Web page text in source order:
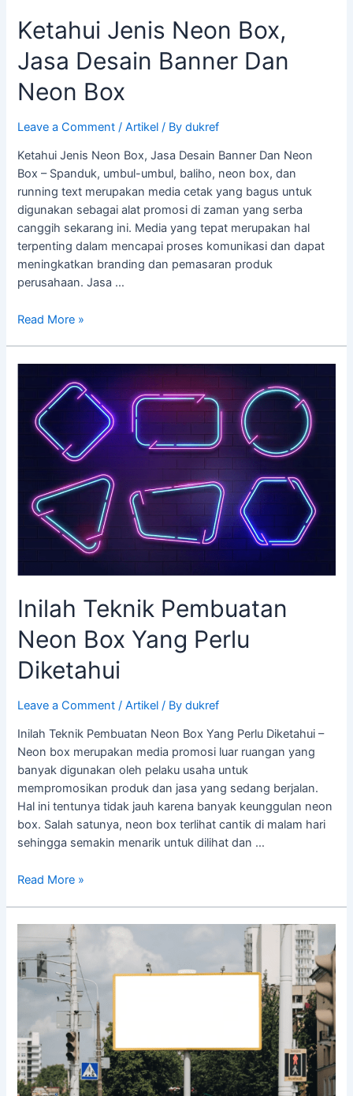
Ketahui Jenis Neon Box,
Jasa Desain Banner Dan
Neon Box
Leave a Comment /Artikel / Bydukref
Ketahui Jenis Neon Box, Jasa Desain Banner Dan Neon
Box – Spanduk, umbul-umbul, baliho, neon box, dan
running text merupakan media cetak yang bagus untuk
digunakan sebagai alat promosi di zaman yang serba
canggih sekarang ini. Media yang tepat merupakan hal
terpenting dalam mencapai proses komunikasi dan dapat
meningkatkan branding dan pemasaran produk
perusahaan. Jasa …
Read More »
Inilah Teknik Pembuatan
Neon Box Yang Perlu
Diketahui
Leave a Comment /Artikel / Bydukref
Inilah Teknik Pembuatan Neon Box Yang Perlu Diketahui –
Neon box merupakan media promosi luar ruangan yang
banyak digunakan oleh pelaku usaha untuk
mempromosikan produk dan jasa yang sedang berjalan.
Hal ini tentunya tidak jauh karena banyak keunggulan neon
box. Salah satunya, neon box terlihat cantik di malam hari
sehingga semakin menarik untuk dilihat dan …
Pembuatan
Neon
Diketahui
Read More »
Perbedaan
Reklame
dan